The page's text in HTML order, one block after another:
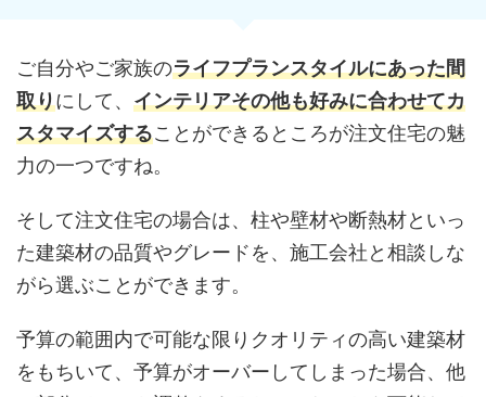
ご自分やご家族のライフプランスタイルにあった間
取りにして、 インテリアその他も好みに合わせてカ
スタマイズすることができるところが注文住宅の魅
力の一つですね。
そして注文住宅の場合は、柱や壁材や断熱材といっ
た建築材の品質やグレードを、施工会社と相談しな
がら選ぶことができます。
予算の範囲内で可能な限りクオリティの高い建築材
をもちいて、予算がオーバーしてしまった場合、他